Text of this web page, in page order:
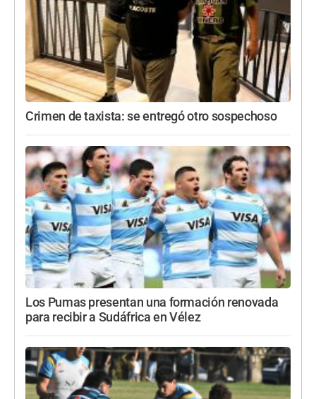
Crimen de taxista: se entregó otro sospechoso
Los Pumas presentan una formación renovada
para recibir a Sudáfrica en Vélez